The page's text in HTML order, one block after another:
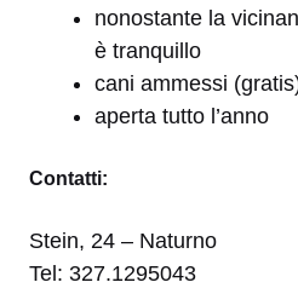
nonostante la
è tranquillo
cani ammessi
aperta tutto l’anno
Contatti:
Stein, 24 – Naturno
Tel: 327.1295043